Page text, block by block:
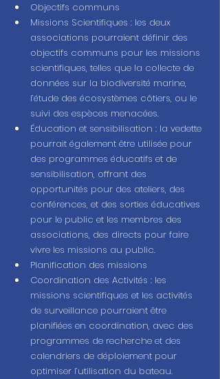
Objectifs communs
Missions Scientifiques : les deux
associations pourraient définir des
objectifs communs pour les missions
scientifiques, telles que la collecte de
données sur la biodiversité marine,
l’étude des écosystèmes côtiers, ou le
suivi des espèces menacées.
Éducation et sensibilisation : la vedette
pourrait également être utilisée pour
des programmes éducatifs et de
sensibilisation, offrant des
opportunités pour des ateliers, des
conférences, et des sorties éducatives
pour le public et les membres des
associations, des directs pour faire
vivre les missions au public.
Planification des missions
Coordination des Activités : les
missions scientifiques et les activités
de surveillance pourraient être
planifiées en coordination, avec des
programmes de recherche et des
calendriers de déploiement pour
optimiser l’utilisation du bateau.